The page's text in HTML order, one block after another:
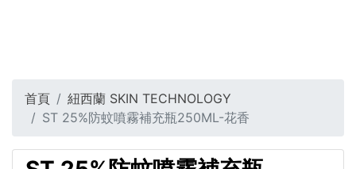
首頁
紐西蘭 SKIN TECHNOLOGY
ST 25%防蚊噴霧補充瓶250ML-花香